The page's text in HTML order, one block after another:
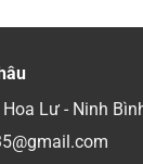
Lư - Ninh